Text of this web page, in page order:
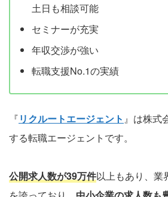
土日も相談可能
セミナーが充実
年収交渉が強い
転職支援No.1の実績
『リクルートエージェント 』は株式
する転職エージェントです。
公開求人数が39万件以上もあり、業